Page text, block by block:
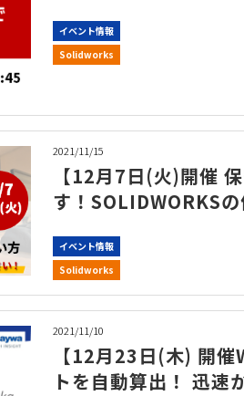
イベント情報
Solidworks
2021/11/15
【12月7日(火)開催
す！SOLIDWORKS
イベント情報
Solidworks
2021/11/10
【12月23日(木) 開
トを自動算出！ 迅速